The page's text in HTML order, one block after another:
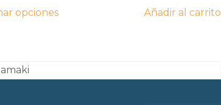
opciones
Añadir al carrito